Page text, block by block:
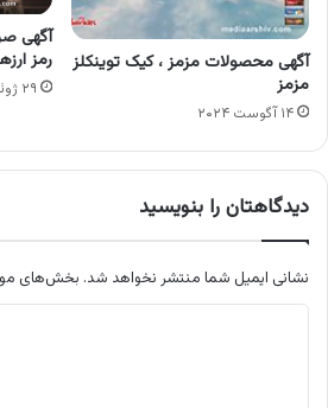
آگهی محصولات مزمز ، کیک توینکلز
مزمز
۱۴ آگوست ۲۰۲۴
آگهی
رمز
۲۹ ژوئن ۲۰۲۵
دیدگاهتان را بنویسید
نشانی ایمیل شما منتشر نخواهد شد. بخش‌های